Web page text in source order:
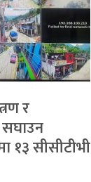
र
१३ सीसीटीभी